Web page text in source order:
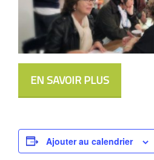
EN SAVOIR PLUS
Ajouter au calendrier